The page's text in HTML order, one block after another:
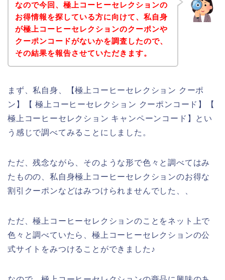
なので今回、極上コーヒーセレクションの
お得情報を探している方に向けて、私自身
が極上コーヒーセレクションのクーポンや
クーポンコードがないかを調査したので、
その結果を報告させていただきます。
まず、私自身、【極上コーヒーセレクション クーポ
ン】【 極上コーヒーセレクション クーポンコード】【
極上コーヒーセレクション キャンペーンコード】とい
う感じで調べてみることにしました。
ただ、残念ながら、そのような形で色々と調べてはみ
たものの、私自身極上コーヒーセレクションのお得な
割引クーポンなどはみつけられませんでした、、
ただ、極上コーヒーセレクションのことをネット上で
色々と調べていたら、極上コーヒーセレクションの公
式サイトをみつけることができました♪